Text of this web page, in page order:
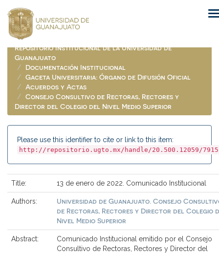
navigation
Repositorio Institucional de la Universidad de
Guanajuato
Documentación Institucional
Gaceta Universitaria: Órgano de Difusión Oficial
Acuerdos y Actas
Consejo Consultivo de Rectoras, Rectores y
Director del Colegio del Nivel Medio Superior
Please use this identifier to cite or link to this item:
http://repositorio.ugto.mx/handle/20.500.12059/7915
Title: 13 de enero de 2022. Comunicado Institucional
Authors:
Universidad de Guanajuato. Consejo
de Rectoras, Rectores y Director del Colegio
Nivel Medio Superior
Abstract:
Comunicado Institucional emitido por el Consejo
Consultivo de Rectoras, Rectores y Director del